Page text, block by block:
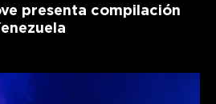
presenta compilación